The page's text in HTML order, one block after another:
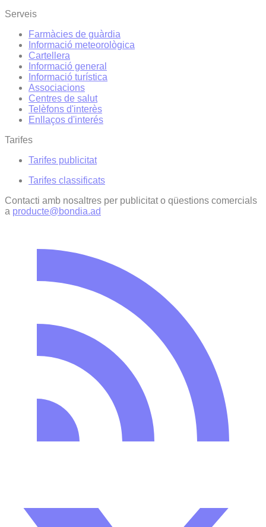
Serveis
Farmàcies de guàrdia
Informació meteorològica
Cartellera
Informació general
Informació turística
Associacions
Centres de salut
Telèfons d'interès
Enllaços d'interés
Tarifes
Tarifes publicitat
Tarifes classificats
Contacti amb nosaltres per publicitat o qüestions comercials
a producte@bondia.ad